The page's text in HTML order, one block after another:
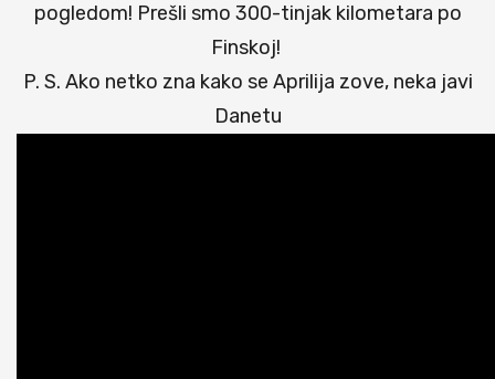
pogledom! Prešli smo 300-tinjak kilometara po
Finskoj!
P. S. Ako netko zna kako se Aprilija zove, neka javi
Danetu